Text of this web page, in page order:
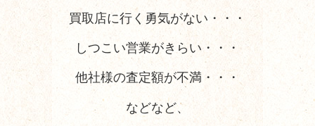
買取店に行く勇気がない・・・
しつこい営業がきらい・・・
他社様の査定額が不満・・・
などなど、